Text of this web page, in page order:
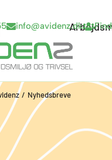
info@avidenz.dk
/ Nyhedsbreve